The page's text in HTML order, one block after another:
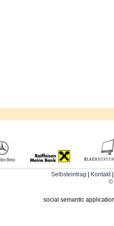
Selbsteintrag Kontakt
©
social semantic